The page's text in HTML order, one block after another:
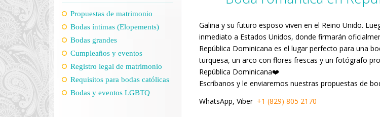
Galina y su futuro esposo viven en el Reino Unido.
inmediato a Estados Unidos, donde firmarán
República Dominicana es el lugar perfecto para una
turquesa, un arco con flores frescas y un fotógrafo
República Dominicana❤️
Escríbanos y le enviaremos nuestras propuestas de
WhatsApp, Viber +1 (829) 805 2170
Propuestas de matrimonio
Bodas íntimas (Elopements)
Bodas grandes
Cumpleaños y eventos
Registro legal de matrimonio
Requisitos para bodas católicas
Bodas y eventos LGBTQ